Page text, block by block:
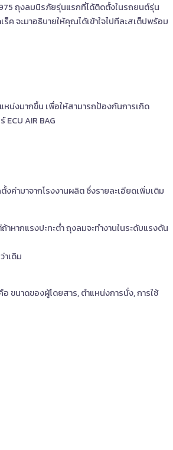
ถุงลมนิรภัยรุ่นแรกที่ได้ติดตั้งในรถยนต์รุ่น
จะมาอธิบายให้คุณได้เข้าใจไปทีละสเต็ปพร้อม
งมากขึ้น เพื่อให้สามารถป้องกันการเกิด
AIR BAG
ามาจากโรงงานผลิต ซึ่งรายละเอียดเพิ่มเติม
ากแรงปะทะต่ำ ถุงลมจะทำงานในระดับแรงดัน
าเดิม
นาดของผู้โดยสาร, ตำแหน่งการนั่ง, การใช้